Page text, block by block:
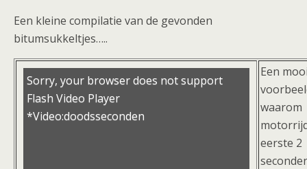
Een kleine compilatie van de gevonden
bitumsukkeltjes…..
Sorry, your browser does not support
Flash Video Player
*Video:doodsseconden
Een
waarom
eerste 2